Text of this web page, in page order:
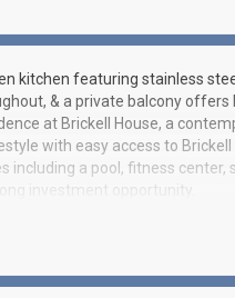
kitchen featuring stainless
& a private balcony offers
at Brickell House, a
with easy access to Brickell
a pool, fitness center,
investment opportunity.